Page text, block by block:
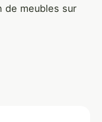
de meubles sur